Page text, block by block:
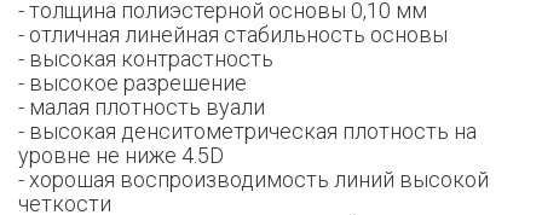
- толщина полиэстерной основы 0,10 мм
- отличная линейная стабильность основы
- высокая контрастность
- высокое разрешение
- малая плотность вуали
- высокая денситометрическая плотность на
уровне не ниже 4.5D
- хорошая воспроизводимость линий высокой
четкости